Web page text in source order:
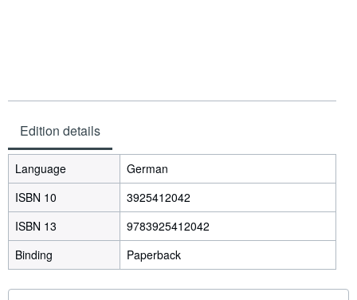
Edition details
Language
German
ISBN 10
3925412042
ISBN 13
9783925412042
Binding
Paperback